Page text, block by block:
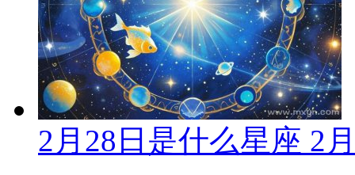
2月28日是什么星座 2